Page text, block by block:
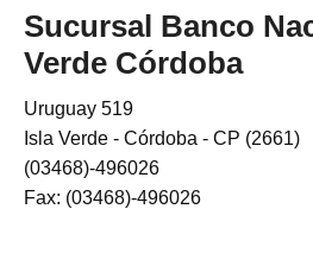
Sucursal Banco
Verde Córdoba
Uruguay 519
Isla Verde - Córdoba - CP (2661)
(03468)-496026
Fax: (03468)-496026